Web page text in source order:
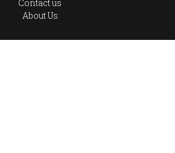
Contact us
About Us